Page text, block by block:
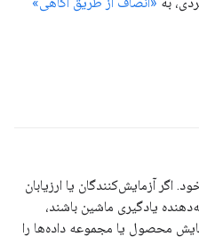
اگر آزمایش‌کنندگان یا ارزیابان
یادگیری ماشین باشند،
محصول یا مجموعه داده‌ها را